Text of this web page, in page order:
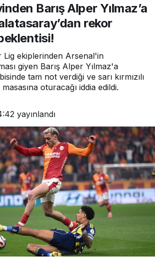
Galatasaray’dan rekor
bonservis beklentisi!
Barış Alper Yılmaz’a
rekor
Lig ekiplerinden Arsenal'in
giyen Barış Alper Yılmaz'a
tam not verdiği ve sarı kırmızılı
oturacağı iddia edildi.
yayınlandı